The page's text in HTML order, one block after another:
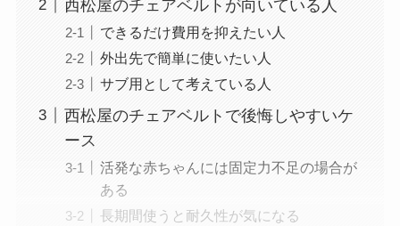
西松屋のチェアベルトが向いている人
できるだけ費用を抑えたい人
外出先で簡単に使いたい人
サブ用として考えている人
西松屋のチェアベルトで後悔しやすいケ
ース
活発な赤ちゃんには固定力不足の場合が
ある
長期間使うと耐久性が気になる